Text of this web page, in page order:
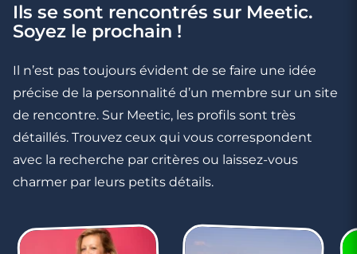
Ils se sont rencontrés sur Meetic.
Soyez le prochain !
Il n’est pas toujours évident de se faire une idée
précise de la personnalité d’un membre sur un site
de rencontre. Sur Meetic, les profils sont très
détaillés. Trouvez ceux qui vous correspondent
avec la recherche par critères ou laissez-vous
charmer par leurs petits détails.